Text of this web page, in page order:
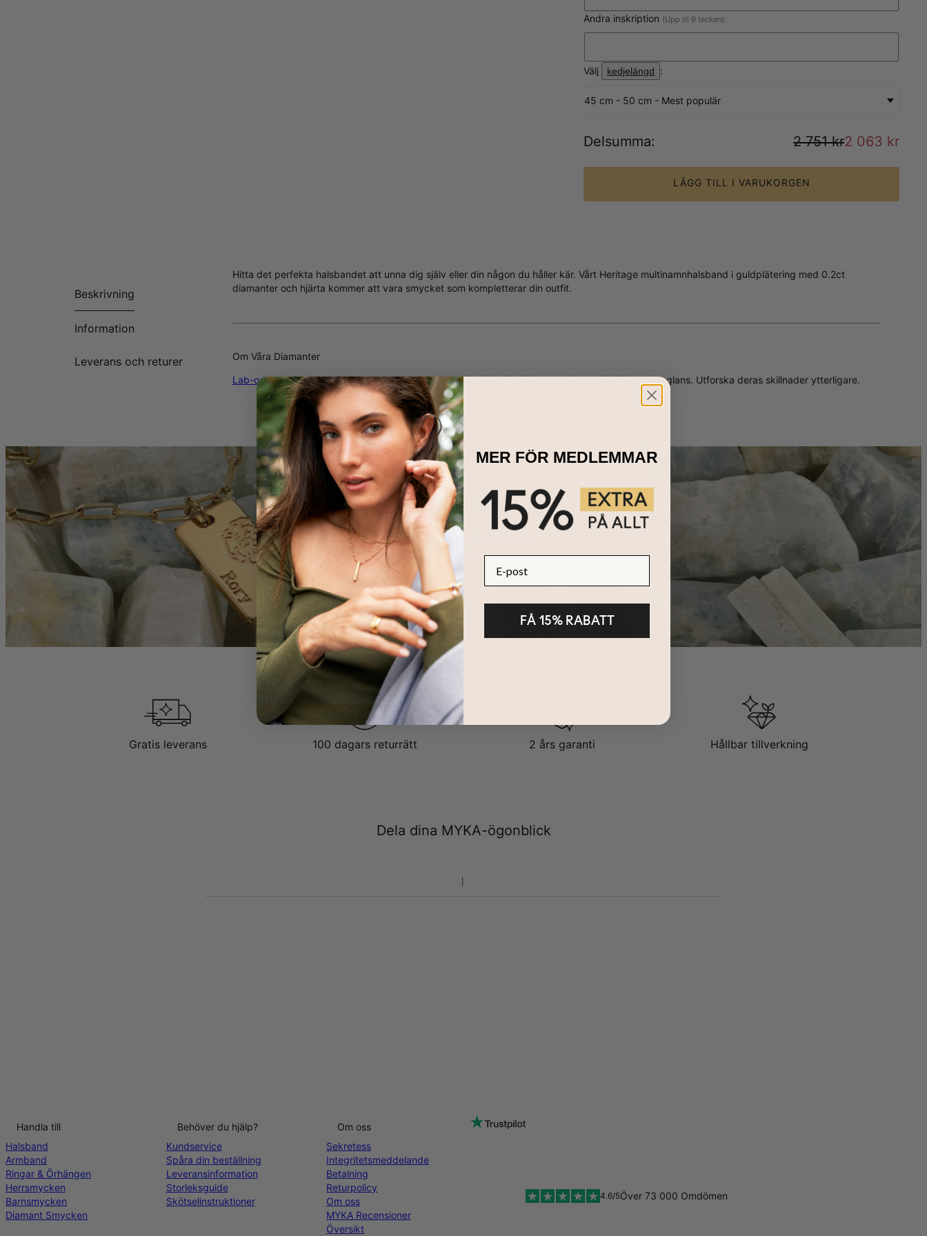
Andra inskription (Upp til 9 tecken):
Välj kedjelängd :
45 cm - 50 cm - Mest populär
Delsumma: 2 751 kr2 063 kr
LÄGG TILL I VARUKORGEN
Beskrivning
Information
Leverans och returer
Hitta det perfekta halsbandet att unna dig själv eller din någon du håller kär. Vårt Heritage multinamnhalsband i guldplätering med 0.2ct
diamanter och hjärta kommer att vara smycket som kompletterar din outfit.
Om Våra Diamanter
Lab-odlade diamanterär lika autentiska som brytade, delar identiska egenskaper i skönhet och glans. Utforska deras skillnader ytterligare.
HÅLLBARHET
KÄRNAN PÅ MYKA
LÄS MER
Gratis leverans 100 dagars returrätt 2 års garanti Hållbar tillverkning
Dela dina MYKA-ögonblick
Handla till
Halsband
Armband
Ringar & Örhängen
Herrsmycken
Barnsmycken
Diamant Smycken
Behöver du hjälp?
Kundservice
Spåra din beställning
Leveransinformation
Storleksguide
Skötselinstruktioner
Om oss
Sekretess
Integritetsmeddelande
Betalning
Returpolicy
Om oss
MYKA Recensioner
Översikt
4.6/5Över 73 000 Omdömen
MER FÖR MEDLEMMAR
FÅ 15% RABATT